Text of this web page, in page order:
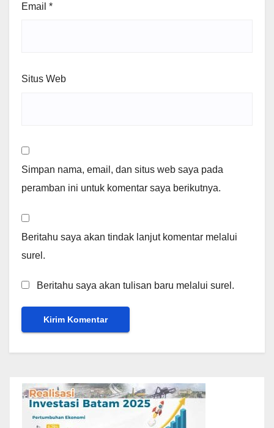
Email *
Situs Web
Simpan nama, email, dan situs web saya pada
peramban ini untuk komentar saya berikutnya.
Beritahu saya akan tindak lanjut komentar melalui
surel.
Beritahu saya akan tulisan baru melalui surel.